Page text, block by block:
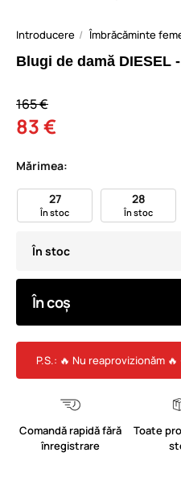
Introducere Îmbrăcăminte
Blugi de damă DIESEL
165 €
83 €
Mărimea:
27
În stoc
28
În stoc
În stoc
În coș
P.S.: 🔥 Nu reaprovizionăm 🔥
Comandă rapidă fără
înregistrare
Toate